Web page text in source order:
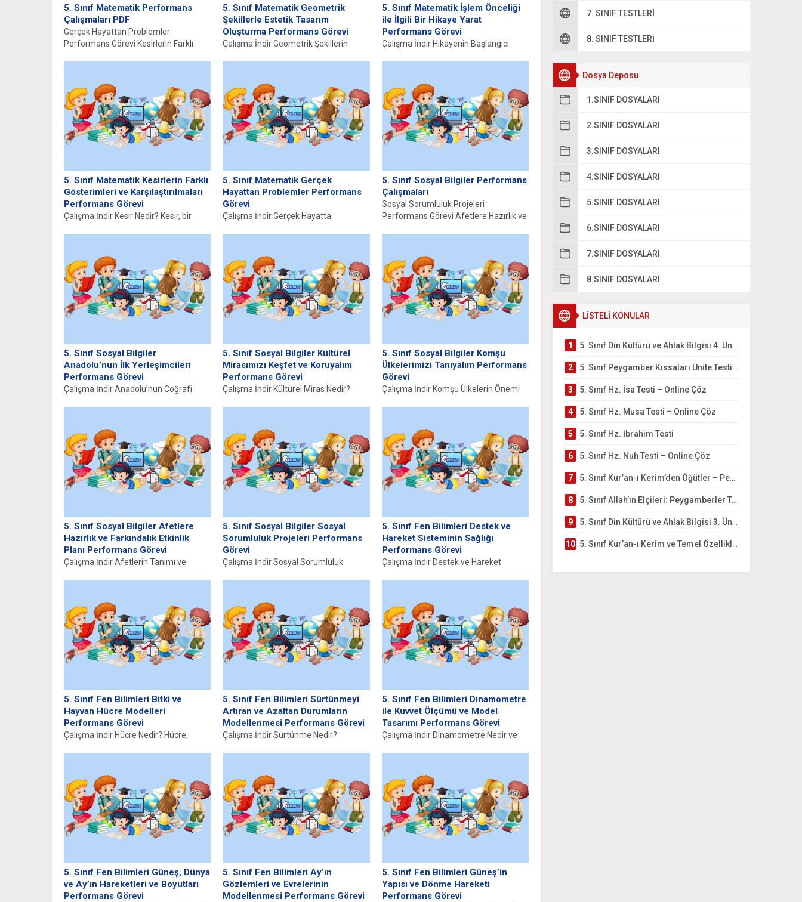
7. SINIF TESTLERI
8. SINIF TESTLERI
Dosya Deposu
1.SINIF DOSYALARI
2.SINIF DOSYALARI
3.SINIF DOSYALARI
4.SINIF DOSYALARI
5.SINIF DOSYALARI
6.SINIF DOSYALARI
7.SINIF DOSYALARI
8.SINIF DOSYALARI
LİSTELİ KONULAR
1 5. Sınıf Din Kültürü ve Ahlak Bilgisi 4. Ünite: Peygamber Kıssaları Çalışmaları
2 5. Sınıf Peygamber Kıssaları Ünite Testi – Online Çöz
3 5. Sınıf Hz. İsa Testi – Online Çöz
4 5. Sınıf Hz. Musa Testi – Online Çöz
5 5. Sınıf Hz. İbrahim Testi
6 5. Sınıf Hz. Nuh Testi – Online Çöz
7 5. Sınıf Kur’an-ı Kerim’den Öğütler – Peygamber Kıssaları Testi – Online Çöz
8 5. Sınıf Allah’ın Elçileri: Peygamberler Testi – Online Çöz
9 5. Sınıf Din Kültürü ve Ahlak Bilgisi 3. Ünite: Kur’an-ı Kerim Çalışmaları
10 5. Sınıf Kur’an-ı Kerim ve Temel Özellikleri Testi – Online Çöz
5. Sınıf Matematik Performans
Çalışmaları PDF
Gerçek Hayattan Problemler
Performans Görevi Kesirlerin Farklı
5. Sınıf Matematik Geometrik
Şekillerle Estetik Tasarım
Oluşturma Performans Görevi
Çalışma İndir Geometrik Şekillerin
5. Sınıf Matematik İşlem Önceliği
ile İlgili Bir Hikaye Yarat
Performans Görevi
Çalışma İndir Hikayenin Başlangıcı:
5. Sınıf Matematik Kesirlerin Farklı
Gösterimleri ve Karşılaştırılmaları
Performans Görevi
Çalışma İndir Kesir Nedir? Kesir, bir
5. Sınıf Matematik Gerçek
Hayattan Problemler Performans
Görevi
Çalışma İndir Gerçek Hayatta
5. Sınıf Sosyal Bilgiler Performans
Çalışmaları
Sosyal Sorumluluk Projeleri
Performans Görevi Afetlere Hazırlık ve
5. Sınıf Sosyal Bilgiler
Anadolu’nun İlk Yerleşimcileri
Performans Görevi
Çalışma İndir Anadolu’nun Coğrafi
5. Sınıf Sosyal Bilgiler Kültürel
Mirasımızı Keşfet ve Koruyalım
Performans Görevi
Çalışma İndir Kültürel Miras Nedir?
5. Sınıf Sosyal Bilgiler Komşu
Ülkelerimizi Tanıyalım Performans
Görevi
Çalışma İndir Komşu Ülkelerin Önemi
5. Sınıf Sosyal Bilgiler Afetlere
Hazırlık ve Farkındalık Etkinlik
Planı Performans Görevi
Çalışma İndir Afetlerin Tanımı ve
5. Sınıf Sosyal Bilgiler Sosyal
Sorumluluk Projeleri Performans
Görevi
Çalışma İndir Sosyal Sorumluluk
5. Sınıf Fen Bilimleri Destek ve
Hareket Sisteminin Sağlığı
Performans Görevi
Çalışma İndir Destek ve Hareket
5. Sınıf Fen Bilimleri Bitki ve
Hayvan Hücre Modelleri
Performans Görevi
Çalışma İndir Hücre Nedir? Hücre,
5. Sınıf Fen Bilimleri Sürtünmeyi
Artıran ve Azaltan Durumların
Modellenmesi Performans Görevi
Çalışma İndir Sürtünme Nedir?
5. Sınıf Fen Bilimleri Dinamometre
ile Kuvvet Ölçümü ve Model
Tasarımı Performans Görevi
Çalışma İndir Dinamometre Nedir ve
5. Sınıf Fen Bilimleri Güneş, Dünya
ve Ay’ın Hareketleri ve Boyutları
Performans Görevi
5. Sınıf Fen Bilimleri Ay’ın
Gözlemleri ve Evrelerinin
Modellenmesi Performans Görevi
5. Sınıf Fen Bilimleri Güneş’in
Yapısı ve Dönme Hareketi
Performans Görevi